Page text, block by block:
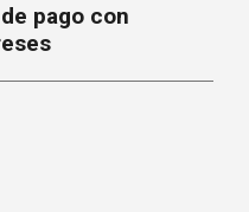
pago con